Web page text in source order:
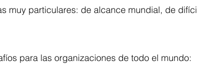
muy particulares: de alcance mundial, de
para las organizaciones de todo el mundo: